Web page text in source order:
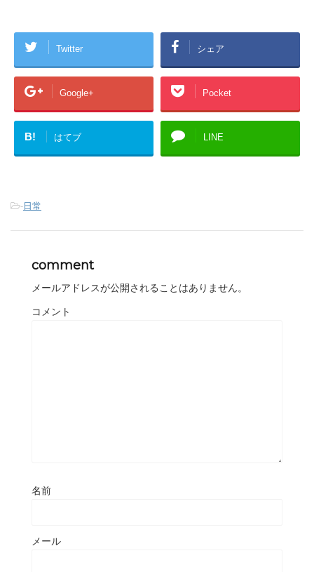
Twitter シェア
Google+ Pocket
B! はてブ LINE
-日常
comment
メールアドレスが公開されることはありません。
コメント
名前
メール